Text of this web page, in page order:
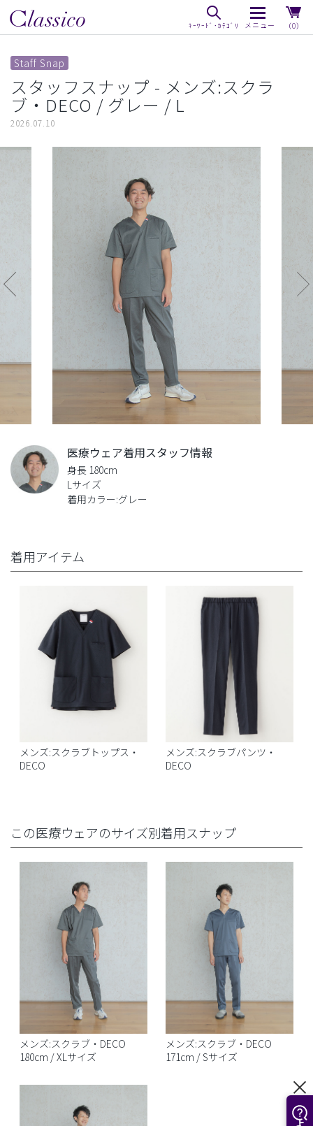
（0）
Staff Snap
スタッフスナップ - メンズ:スクラ
ブ・DECO / グレー / L
2026.07.10
医療ウェア着用スタッフ情報
身長 180cm
Lサイズ
着用カラー:グレー
着用アイテム
メンズ:スクラブトップス・
DECO
メンズ:スクラブパンツ・
DECO
この医療ウェアのサイズ別着用スナップ
メンズ:スクラブ・DECO
180cm / XLサイズ
メンズ:スクラブ・DECO
171cm / Sサイズ